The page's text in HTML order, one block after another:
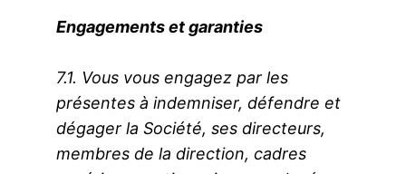
Engagements et garanties
7.1. Vous vous engagez par les
présentes à indemniser, défendre et
dégager la Société, ses directeurs,
membres de la direction, cadres